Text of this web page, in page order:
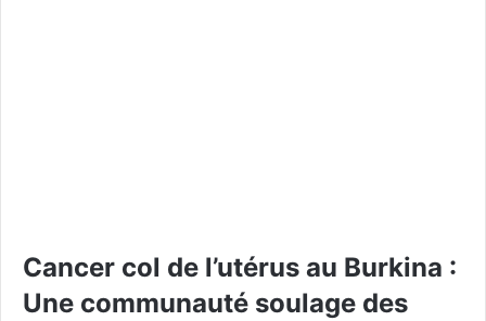
Cancer col de l’utérus au Burkina :
Une communauté soulage des